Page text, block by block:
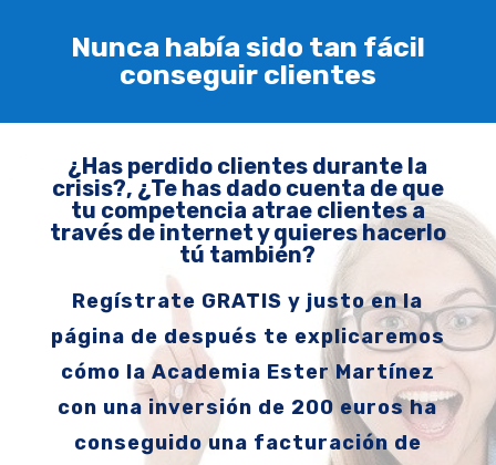
Nunca había sido tan fácil
conseguir clientes
¿Has perdido clientes durante la
crisis?, ¿Te has dado cuenta de que
tu competencia atrae clientes a
través de internet y quieres hacerlo
tú también?
Regístrate GRATIS y justo en la
página de después te explicaremos
cómo la Academia Ester Martínez
con una inversión de 200 euros ha
conseguido una facturación de